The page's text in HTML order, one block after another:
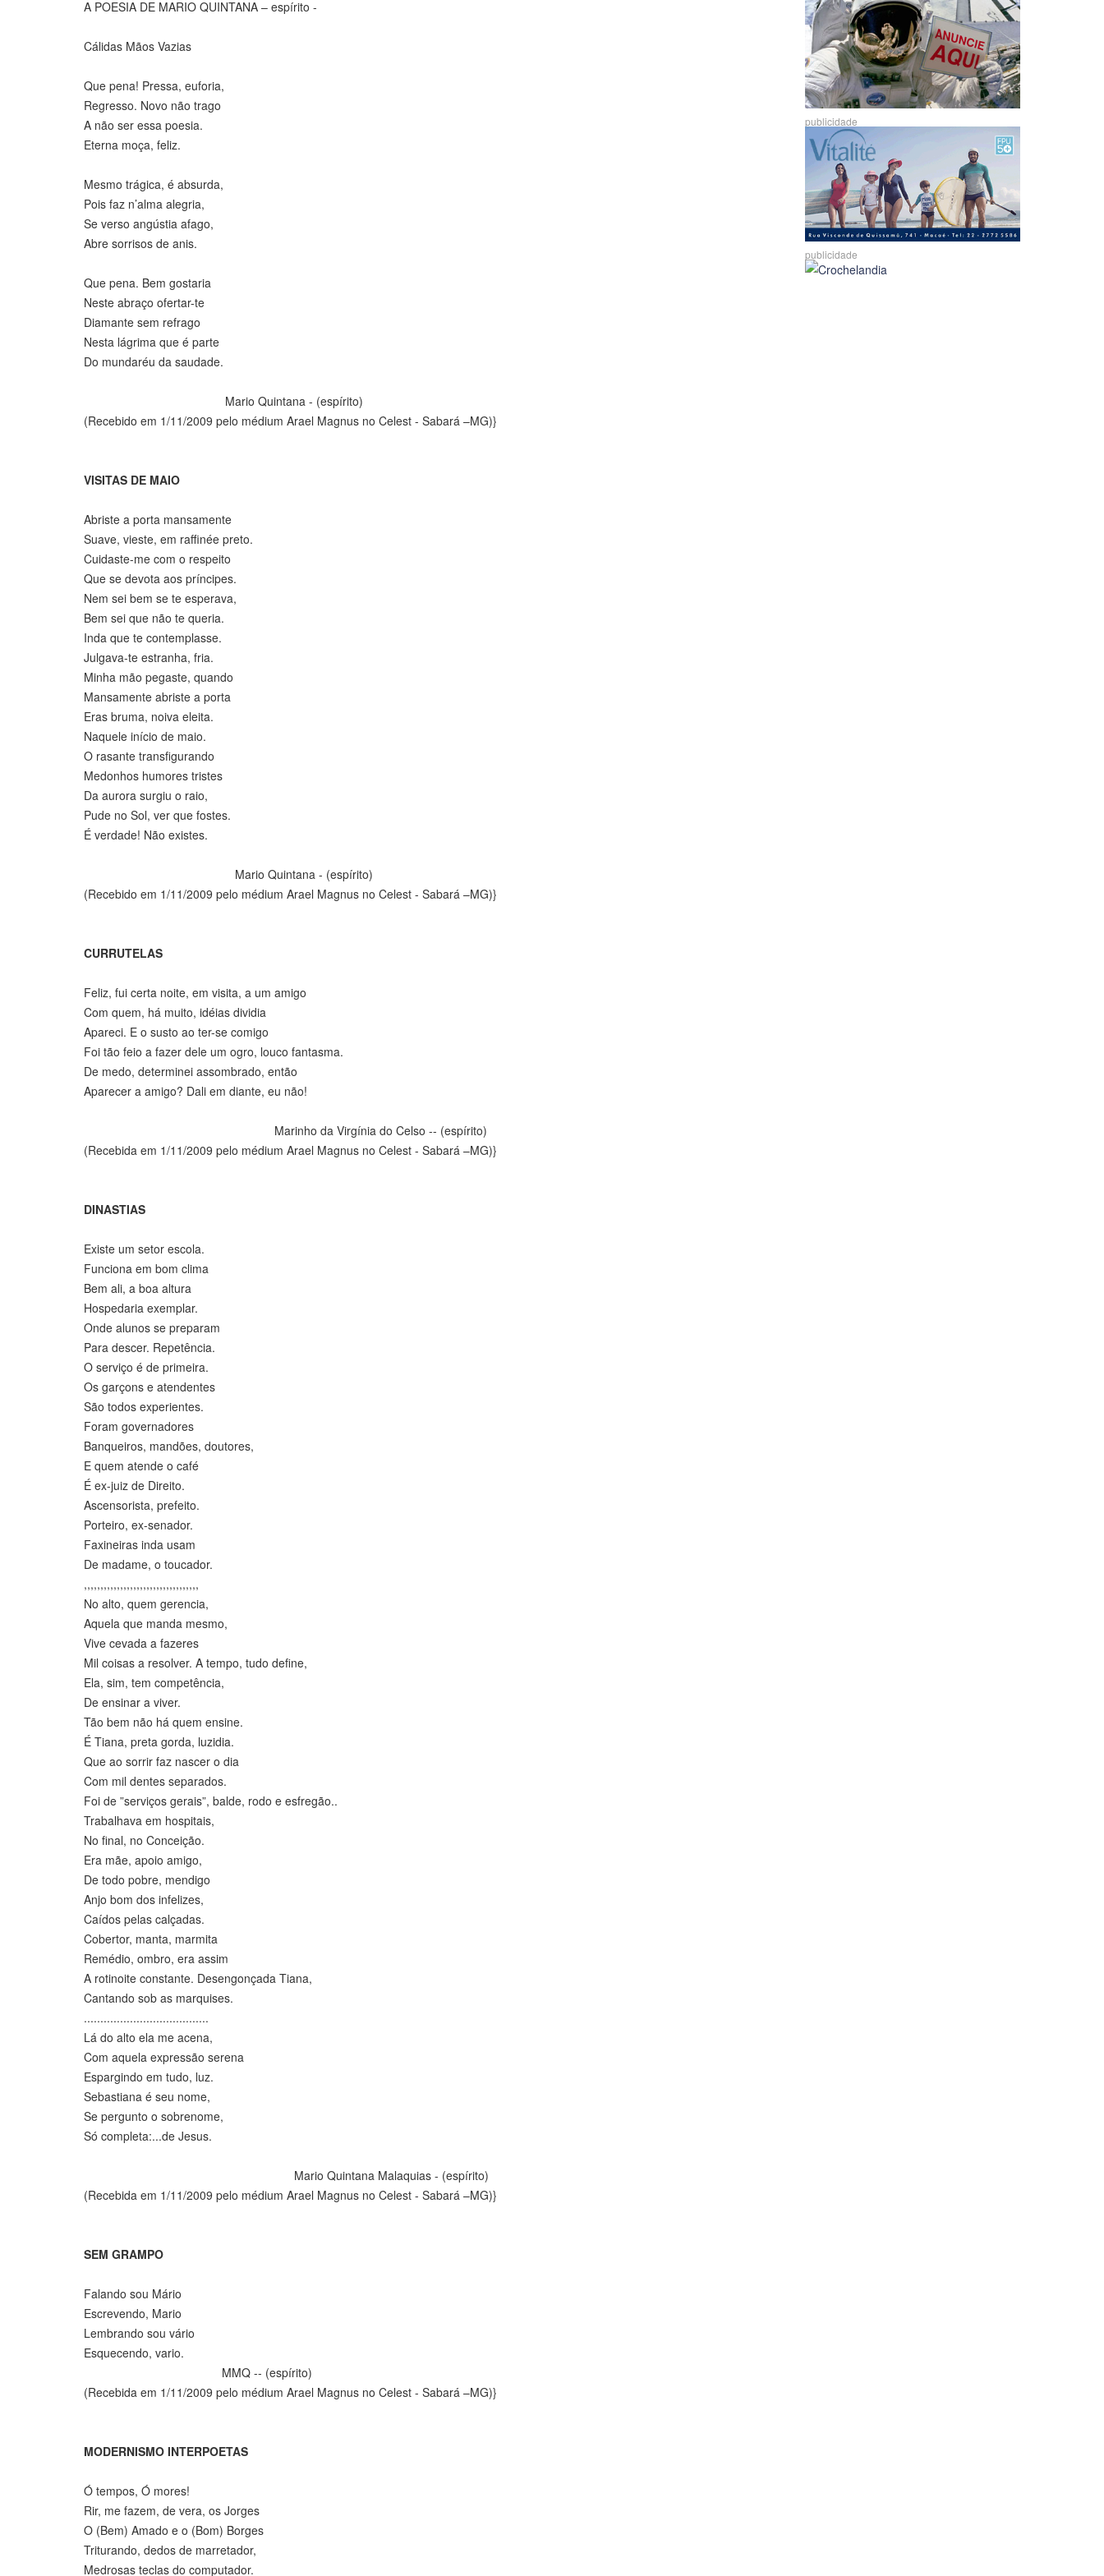
A POESIA DE MARIO QUINTANA – espírito -
Cálidas Mãos Vazias
Que pena! Pressa, euforia,
Regresso. Novo não trago
A não ser essa poesia.
Eterna moça, feliz.
Mesmo trágica, é absurda,
Pois faz n’alma alegria,
Se verso angústia afago,
Abre sorrisos de anis.
Que pena. Bem gostaria
Neste abraço ofertar-te
Diamante sem refrago
Nesta lágrima que é parte
Do mundaréu da saudade.
Mario Quintana - (espírito)
(Recebido em 1/11/2009 pelo médium Arael Magnus no Celest - Sabará –MG)}
VISITAS DE MAIO
Abriste a porta mansamente
Suave, vieste, em raffinée preto.
Cuidaste-me com o respeito
Que se devota aos príncipes.
Nem sei bem se te esperava,
Bem sei que não te queria.
Inda que te contemplasse.
Julgava-te estranha, fria.
Minha mão pegaste, quando
Mansamente abriste a porta
Eras bruma, noiva eleita.
Naquele início de maio.
O rasante transfigurando
Medonhos humores tristes
Da aurora surgiu o raio,
Pude no Sol, ver que fostes.
É verdade! Não existes.
Mario Quintana - (espírito)
(Recebido em 1/11/2009 pelo médium Arael Magnus no Celest - Sabará –MG)}
CURRUTELAS
Feliz, fui certa noite, em visita, a um amigo
Com quem, há muito, idéias dividia
Apareci. E o susto ao ter-se comigo
Foi tão feio a fazer dele um ogro, louco fantasma.
De medo, determinei assombrado, então
Aparecer a amigo? Dali em diante, eu não!
Marinho da Virgínia do Celso -- (espírito)
(Recebida em 1/11/2009 pelo médium Arael Magnus no Celest - Sabará –MG)}
DINASTIAS
Existe um setor escola.
Funciona em bom clima
Bem ali, a boa altura
Hospedaria exemplar.
Onde alunos se preparam
Para descer. Repetência.
O serviço é de primeira.
Os garçons e atendentes
São todos experientes.
Foram governadores
Banqueiros, mandões, doutores,
E quem atende o café
É ex-juiz de Direito.
Ascensorista, prefeito.
Porteiro, ex-senador.
Faxineiras inda usam
De madame, o toucador.
,,,,,,,,,,,,,,,,,,,,,,,,,,,,,,,,,,,
No alto, quem gerencia,
Aquela que manda mesmo,
Vive cevada a fazeres
Mil coisas a resolver. A tempo, tudo define,
Ela, sim, tem competência,
De ensinar a viver.
Tão bem não há quem ensine.
É Tiana, preta gorda, luzidia.
Que ao sorrir faz nascer o dia
Com mil dentes separados.
Foi de ”serviços gerais”, balde, rodo e esfregão..
Trabalhava em hospitais,
No final, no Conceição.
Era mãe, apoio amigo,
De todo pobre, mendigo
Anjo bom dos infelizes,
Caídos pelas calçadas.
Cobertor, manta, marmita
Remédio, ombro, era assim
A rotinoite constante. Desengonçada Tiana,
Cantando sob as marquises.
......................................
Lá do alto ela me acena,
Com aquela expressão serena
Espargindo em tudo, luz.
Sebastiana é seu nome,
Se pergunto o sobrenome,
Só completa:...de Jesus.
Mario Quintana Malaquias - (espírito)
(Recebida em 1/11/2009 pelo médium Arael Magnus no Celest - Sabará –MG)}
SEM GRAMPO
Falando sou Mário
Escrevendo, Mario
Lembrando sou vário
Esquecendo, vario.
MMQ -- (espírito)
(Recebida em 1/11/2009 pelo médium Arael Magnus no Celest - Sabará –MG)}
MODERNISMO INTERPOETAS
Ó tempos, Ó mores!
Rir, me fazem, de vera, os Jorges
O (Bem) Amado e o (Bom) Borges
Triturando, dedos de marretador,
Medrosas teclas do computador.
publicidade
publicidade